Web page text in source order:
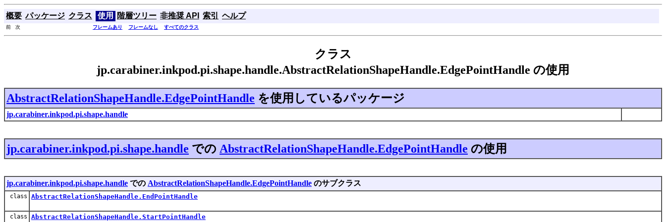
概要 パッケージ クラス 使用 階層ツリー 非推奨 API 索引 ヘルプ
前 次 フレームあり フレームなし すべてのクラス
クラス
jp.carabiner.inkpod.pi.shape.handle.AbstractRelationShapeHandle.EdgePointHandle の使用
AbstractRelationShapeHandle.EdgePointHandle を使用しているパッケージ
jp.carabiner.inkpod.pi.shape.handle
jp.carabiner.inkpod.pi.shape.handle での AbstractRelationShapeHandle.EdgePointHandle の使用
jp.carabiner.inkpod.pi.shape.handle での AbstractRelationShapeHandle.EdgePointHandle のサブクラス
class AbstractRelationShapeHandle.EndPointHandle
class AbstractRelationShapeHandle.StartPointHandle